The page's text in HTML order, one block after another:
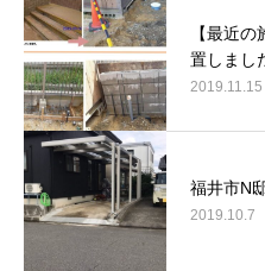
【最近
置しまし
2019.11.15
福井市N
2019.10.7